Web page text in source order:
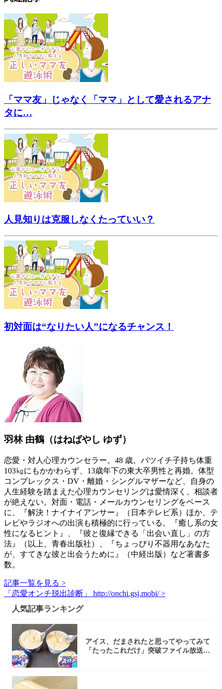
「ママ友」じゃなく「ママ」として愛されるアナ
タに…
人見知りは克服しなくたっていい？
初対面は“なりたい人”になるチャンス！
羽林 由鶴（はねばやし ゆず）
恋愛・対人心理カウンセラー。48 歳。バツイチ子持ち体重
103㎏にもかかわらず、13歳年下の東大卒男性と再婚。体型
コンプレックス・DV・離婚・シングルマザーなど、自身の
人生経験を踏まえた心理カウンセリングは愛情深く、相談者
が絶えない。対面・電話・メールカウンセリングをベース
に、『解決！ナイナイアンサー』（日本テレビ系）ほか、テ
レビやラジオへの出演も積極的に行っている。『癒し系の女
性になるヒント』、『彼と復縁できる「出会い直し」の方
法』（以上、青春出版社）、『ちょっぴり不器用なあなた
が、すてきな彼と出会うために』（中経出版）など著書多
数。
記事一覧を見る >
「恋愛オンチ脱出診断」 http://onchi.gsj.mobi/ >
人気記事ランキング
アイス、だまされたと思ってやってみて
「たったこれだけ」突破ファイル放送で